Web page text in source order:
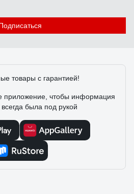
товары с гарантией!
приложение, чтобы информация
была под рукой